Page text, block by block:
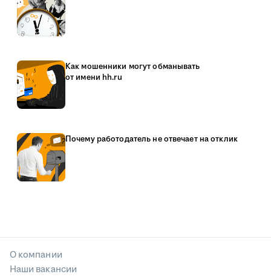
Как мошенники могут обманывать
от имени hh.ru
Почему работодатель не отвечает на отклик
О компании
Наши вакансии